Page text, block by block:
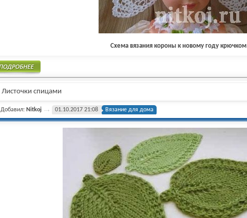
Схема вязания короны к новому году крючком
Листочки спицами
Добавил: Nitkoj 01.10.2017 21:08 Вязание для дома